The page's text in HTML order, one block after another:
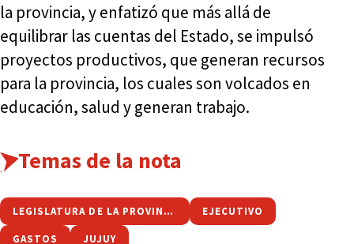
la provincia, y enfatizó que más allá de
equilibrar las cuentas del Estado, se impulsó
proyectos productivos, que generan recursos
para la provincia, los cuales son volcados en
educación, salud y generan trabajo.
Temas de la nota
LEGISLATURA DE LA PROVINCIA EJECUTIVO
GASTOS JUJUY